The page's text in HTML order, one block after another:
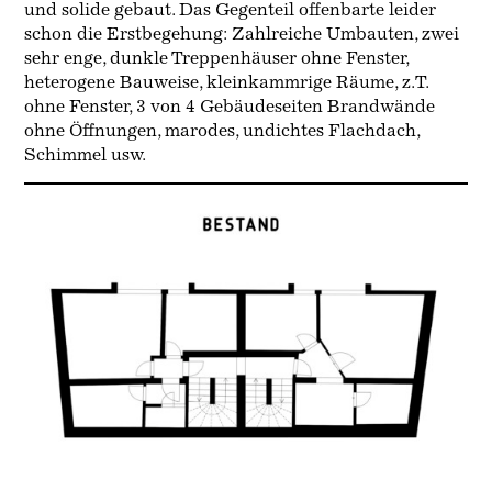
und solide gebaut. Das Gegenteil offenbarte leider
schon die Erstbegehung: Zahlreiche Umbauten, zwei
sehr enge, dunkle Treppenhäuser ohne Fenster,
heterogene Bauweise, kleinkammrige Räume, z.T.
ohne Fenster, 3 von 4 Gebäudeseiten Brandwände
ohne Öffnungen, marodes, undichtes Flachdach,
Schimmel usw.